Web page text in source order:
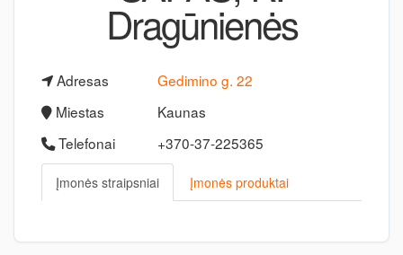
Dragūnienės
Adresas
Gedimino g. 22
Miestas
Kaunas
Telefonai
+370-37-225365
Įmonės straipsniai Įmonės produktai